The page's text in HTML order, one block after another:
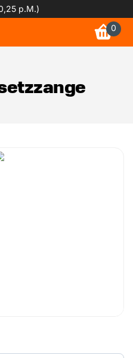
p.M.)
0